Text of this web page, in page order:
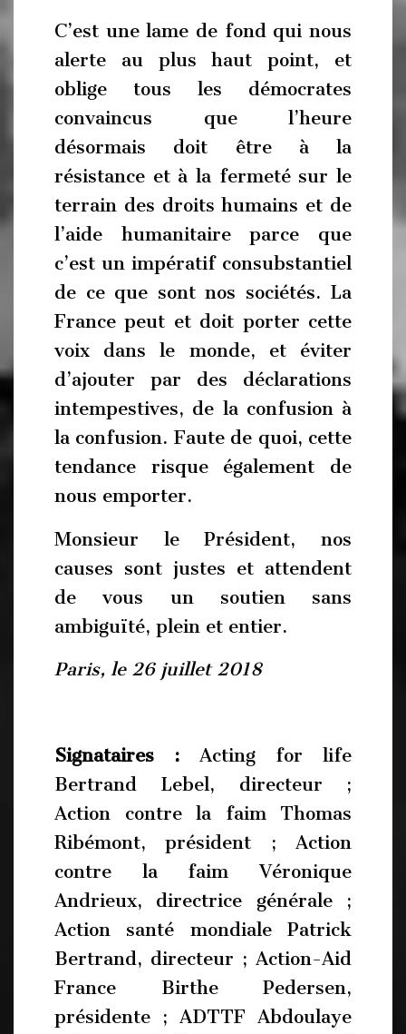
C’est une lame de fond qui nous
alerte au plus haut point, et
oblige tous les démocrates
convaincus que l’heure
désormais doit être à la
résistance et à la fermeté sur le
terrain des droits humains et de
l’aide humanitaire parce que
c’est un impératif consubstantiel
de ce que sont nos sociétés. La
France peut et doit porter cette
voix dans le monde, et éviter
d’ajouter par des déclarations
intempestives, de la confusion à
la confusion. Faute de quoi, cette
tendance risque également de
nous emporter.
Monsieur le Président, nos
causes sont justes et attendent
de vous un soutien sans
ambiguïté, plein et entier.
Paris, le 26 juillet 2018
Signataires : Acting for life
Bertrand Lebel, directeur ;
Action contre la faim Thomas
Ribémont, président ; Action
contre la faim Véronique
Andrieux, directrice générale ;
Action santé mondiale Patrick
Bertrand, directeur ; Action-Aid
France Birthe Pedersen,
présidente ; ADTTF Abdoulaye